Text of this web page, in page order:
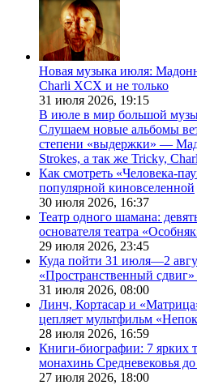
Новая музыка июля:
Charli XCX и не только
31 июля 2026, 19:15
В июле в мир большой
Слушаем новые альбомы
степени «выдержки» —
Strokes, а так же Tricky,
Как смотреть «Человека-
популярной киновселенной
30 июля 2026, 16:37
Театр одного шамана:
основателя театра
29 июля 2026, 23:45
Куда пойти 31 июля—2
«Пространственный
31 июля 2026, 08:00
Линч, Кортасар и
цепляет мультфильм
28 июля 2026, 16:59
Книги-биографии: 7 ярких
монахинь Средневековья
27 июля 2026, 18:00